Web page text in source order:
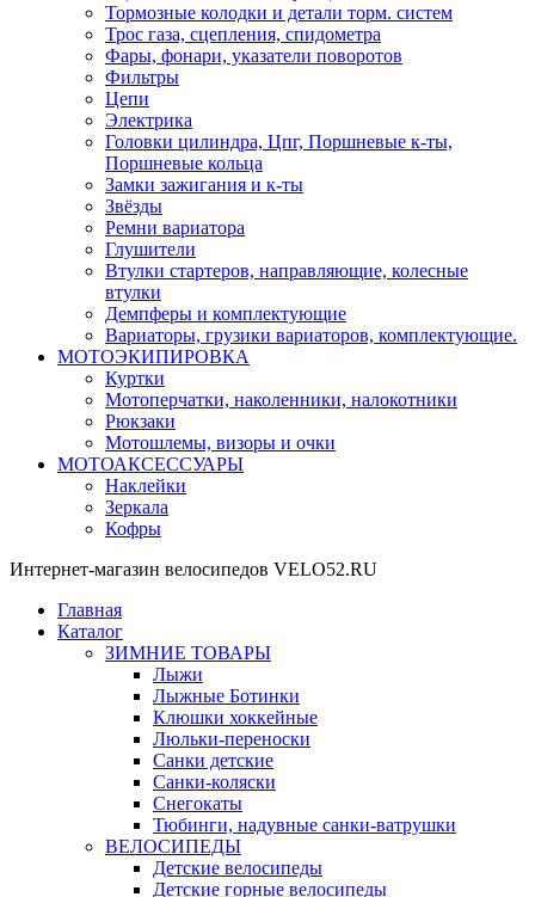
Тормозные колодки и детали торм. систем
Трос газа, сцепления, спидометра
Фары, фонари, указатели поворотов
Фильтры
Цепи
Электрика
Головки цилиндра, Цпг, Поршневые к-ты,
Поршневые кольца
Замки зажигания и к-ты
Звёзды
Ремни вариатора
Глушители
Втулки стартеров, направляющие, колесные
втулки
Демпферы и комплектующие
Вариаторы, грузики вариаторов, комплектующие.
МОТОЭКИПИРОВКА
Куртки
Мотоперчатки, наколенники, налокотники
Рюкзаки
Мотошлемы, визоры и очки
МОТОАКСЕССУАРЫ
Наклейки
Зеркала
Кофры
Интернет-магазин велосипедов VELO52.RU
Главная
Каталог
ЗИМНИЕ ТОВАРЫ
Лыжи
Лыжные Ботинки
Клюшки хоккейные
Люльки-переноски
Санки детские
Санки-коляски
Снегокаты
Тюбинги, надувные санки-ватрушки
ВЕЛОСИПЕДЫ
Детские велосипеды
Детские горные велосипеды